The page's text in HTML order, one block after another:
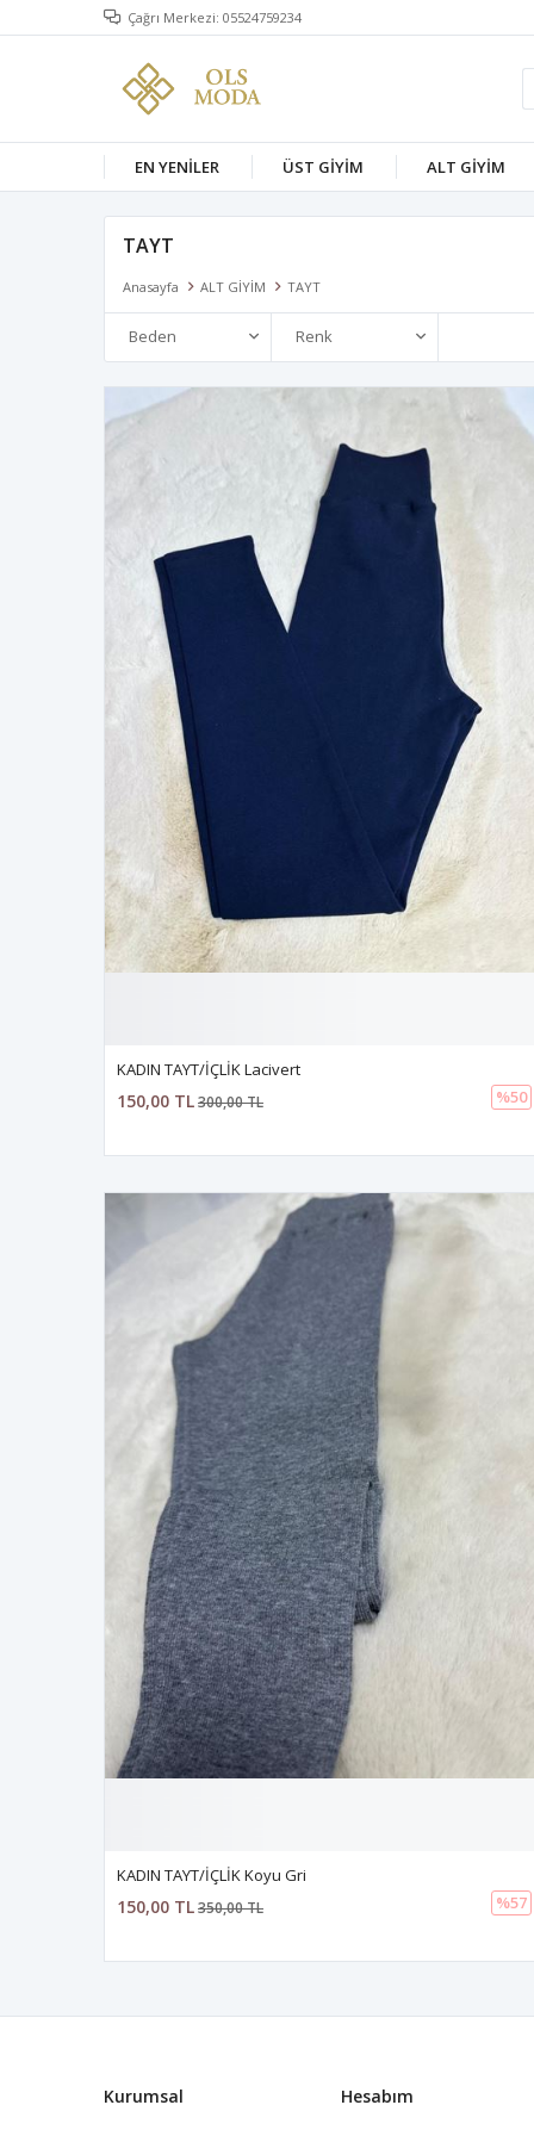
Çağrı Merkezi: 05524759234
EN YENİLER ÜST GİYİM ALT GİYİM
TAYT
Anasayfa ALT GİYİM TAYT
Beden Renk
KADIN TAYT/İÇLİK Lacivert
150,00 TL300,00 TL %50
KADIN TAYT/İÇLİK Koyu Gri
150,00 TL350,00 TL %57
Kurumsal Hesabım